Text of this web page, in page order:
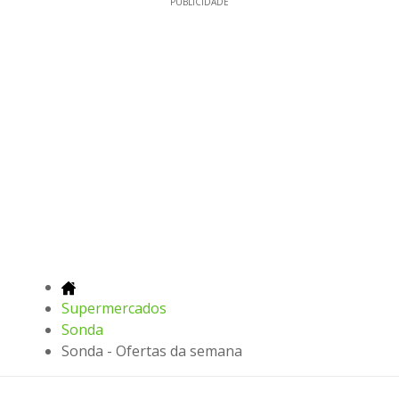
Supermercados
Sonda
Sonda - Ofertas da semana